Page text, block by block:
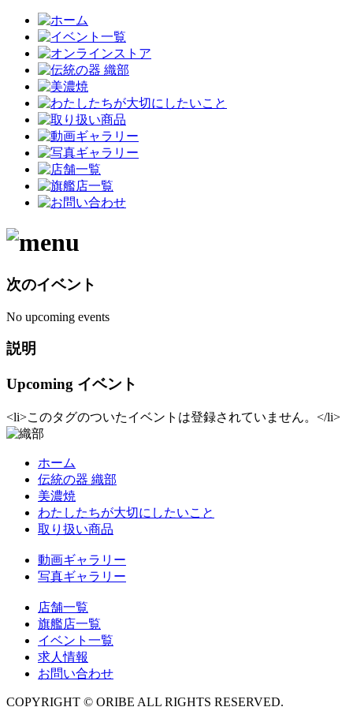
次のイベント
No upcoming events
説明
Upcoming イベント
<li>このタグのついたイベントは登録されていません。</li>
ホーム
伝統の器 織部
美濃焼
わたしたちが大切にしたいこと
取り扱い商品
動画ギャラリー
写真ギャラリー
店舗一覧
旗艦店一覧
イベント一覧
求人情報
お問い合わせ
COPYRIGHT © ORIBE ALL RIGHTS RESERVED.